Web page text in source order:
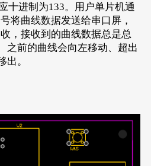
十进制为133。用户单片机通
将曲线数据发送给串口屏，
，接收到的曲线数据总是总
之前的曲线会向左移动、超出
出。